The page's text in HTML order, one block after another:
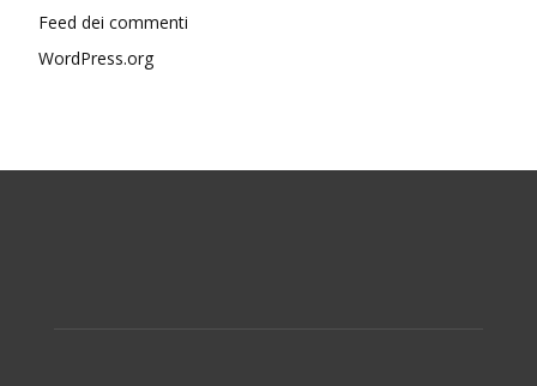
Feed dei commenti
WordPress.org